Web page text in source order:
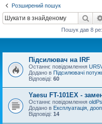
Розширений пошук
Пошук дав 8
Підсилювач на IRF
Останнє повідомлення
Додано в Підсилювачі
Відповіді: 60
Yaesu FT-101EX -
Останнє повідомлення
Додано в Експлуатація,
Відповіді: 14